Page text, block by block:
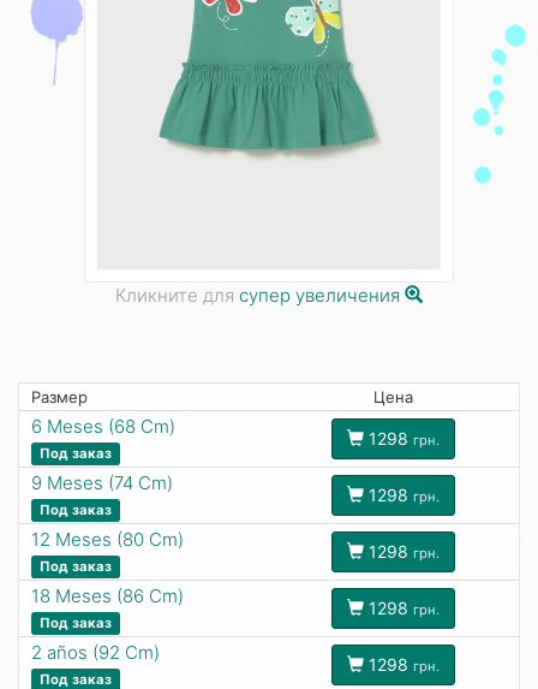
Кликните для супер увеличения
Размер Цена
6 Meses (68 Cm)
Под заказ
1298 грн.
9 Meses (74 Cm)
Под заказ
1298 грн.
12 Meses (80 Cm)
Под заказ
1298 грн.
18 Meses (86 Cm)
Под заказ
1298 грн.
2 años (92 Cm)
Под заказ
1298 грн.